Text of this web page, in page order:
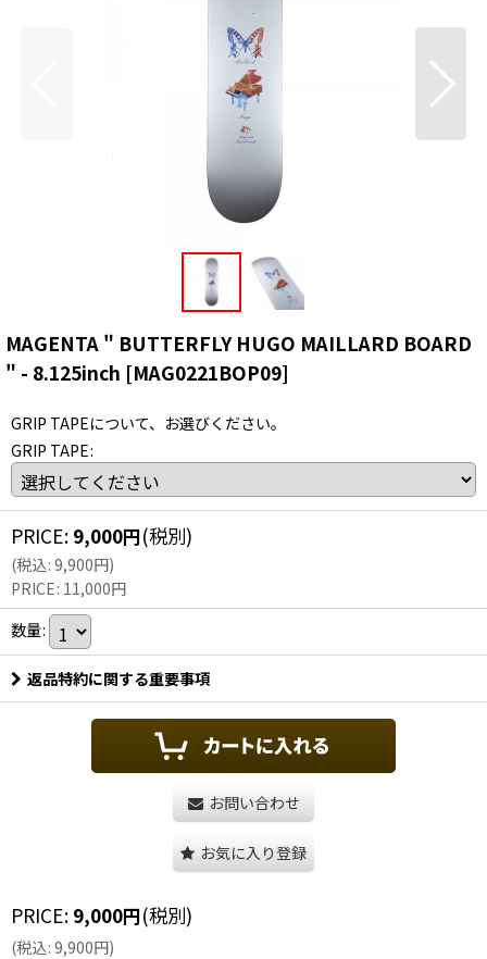
MAGENTA " BUTTERFLY HUGO MAILLARD BOARD
" - 8.125inch [MAG0221BOP09]
GRIP TAPEについて、お選びください。
GRIP TAPE:
PRICE: 9,000円(税別)
(税込: 9,900円)
PRICE: 11,000円
数量:
返品特約に関する重要事項
お問い合わせ
お気に入り登録
PRICE: 9,000円(税別)
(税込: 9,900円)